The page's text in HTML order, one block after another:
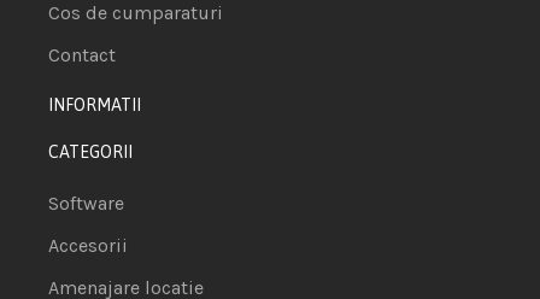
Cos de cumparaturi
Contact
INFORMATII
CATEGORII
Software
Accesorii
Amenajare locatie